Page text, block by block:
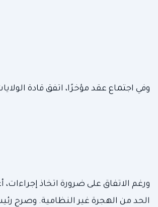
وفي اجتماع عقد مؤخرًا، اتفق قادة
ورغم الاتفاق على ضرورة اتخاذ
الحد من الهجرة غير النظامية. وصرح